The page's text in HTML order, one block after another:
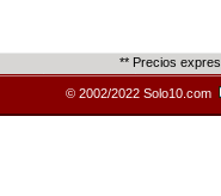
** Precios
© 2002/2022 Solo10.com